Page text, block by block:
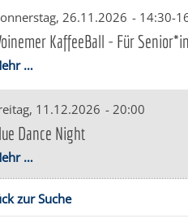
26.11.2026 - 14:30-
KaffeeBall - Für
…
11.12.2026 -20:00
Dance Night
…
zur Suche